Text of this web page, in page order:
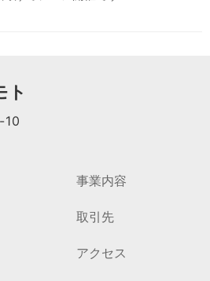
ト
10
事業内容
取引先
アクセス